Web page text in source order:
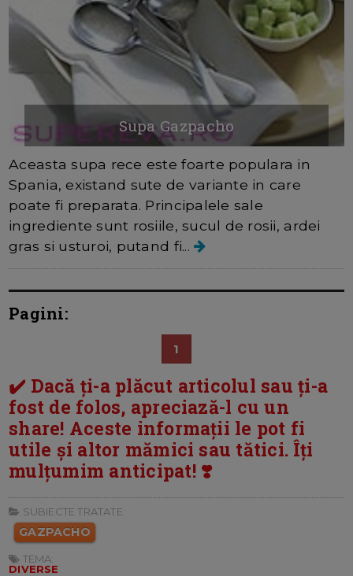
Supa Gazpacho
Aceasta supa rece este foarte populara in
Spania, existand sute de variante in care
poate fi preparata. Principalele sale
ingrediente sunt rosiile, sucul de rosii, ardei
gras si usturoi, putand fi...
Pagini:
1
✔️ Dacă ți-a plăcut articolul sau ți-a
fost de folos, apreciază-l cu un
share! Aceste informații le pot fi
utile și altor mămici sau tătici. Îți
mulțumim anticipat! ❣️
SUBIECTE TRATATE:
GAZPACHO
TEMA:
DIVERSE